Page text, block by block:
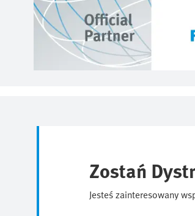
Zostań
Jesteś zainteresowany